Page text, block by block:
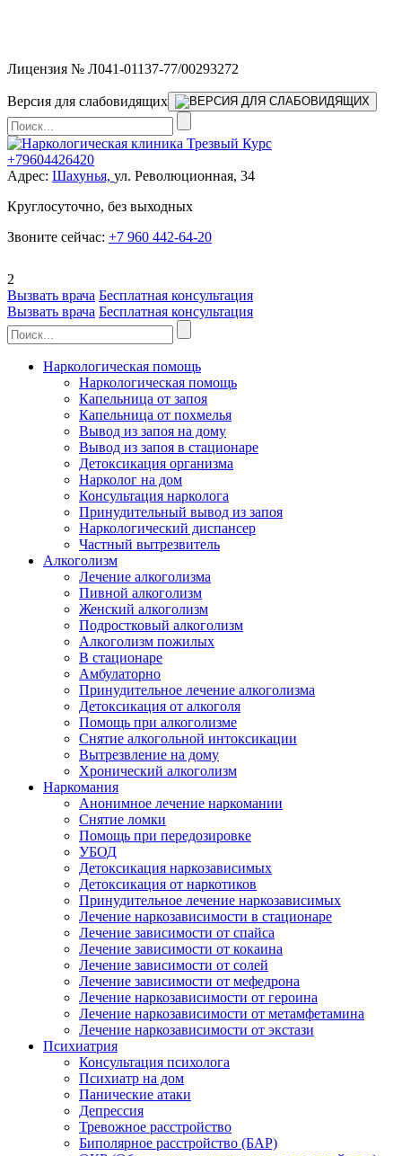
Лицензия № Л041-01137-77/00293272
Версия для слабовидящих
+79604426420
Адрес: Шахунья, ул. Революционная, 34
Круглосуточно, без выходных
Звоните сейчас: +7 960 442-64-20
2
Вызвать врача Бесплатная консультация
Вызвать врача Бесплатная консультация
Наркологическая помощь
Наркологическая помощь
Капельница от запоя
Капельница от похмелья
Вывод из запоя на дому
Вывод из запоя в стационаре
Детоксикация организма
Нарколог на дом
Консультация нарколога
Принудительный вывод из запоя
Наркологический диспансер
Частный вытрезвитель
Алкоголизм
Лечение алкоголизма
Пивной алкоголизм
Женский алкоголизм
Подростковый алкоголизм
Алкоголизм пожилых
В стационаре
Амбулаторно
Принудительное лечение алкоголизма
Детоксикация от алкоголя
Помощь при алкоголизме
Снятие алкогольной интоксикации
Вытрезвление на дому
Хронический алкоголизм
Наркомания
Анонимное лечение наркомании
Снятие ломки
Помощь при передозировке
УБОД
Детоксикация наркозависимых
Детоксикация от наркотиков
Принудительное лечение наркозависимых
Лечение наркозависимости в стационаре
Лечение зависимости от спайса
Лечение зависимости от кокаина
Лечение зависимости от солей
Лечение зависимости от мефедрона
Лечение наркозависимости от героина
Лечение наркозависимости от метамфетамина
Лечение наркозависимости от экстази
Психиатрия
Консультация психолога
Психиатр на дом
Панические атаки
Депрессия
Тревожное расстройство
Биполярное расстройство (БАР)